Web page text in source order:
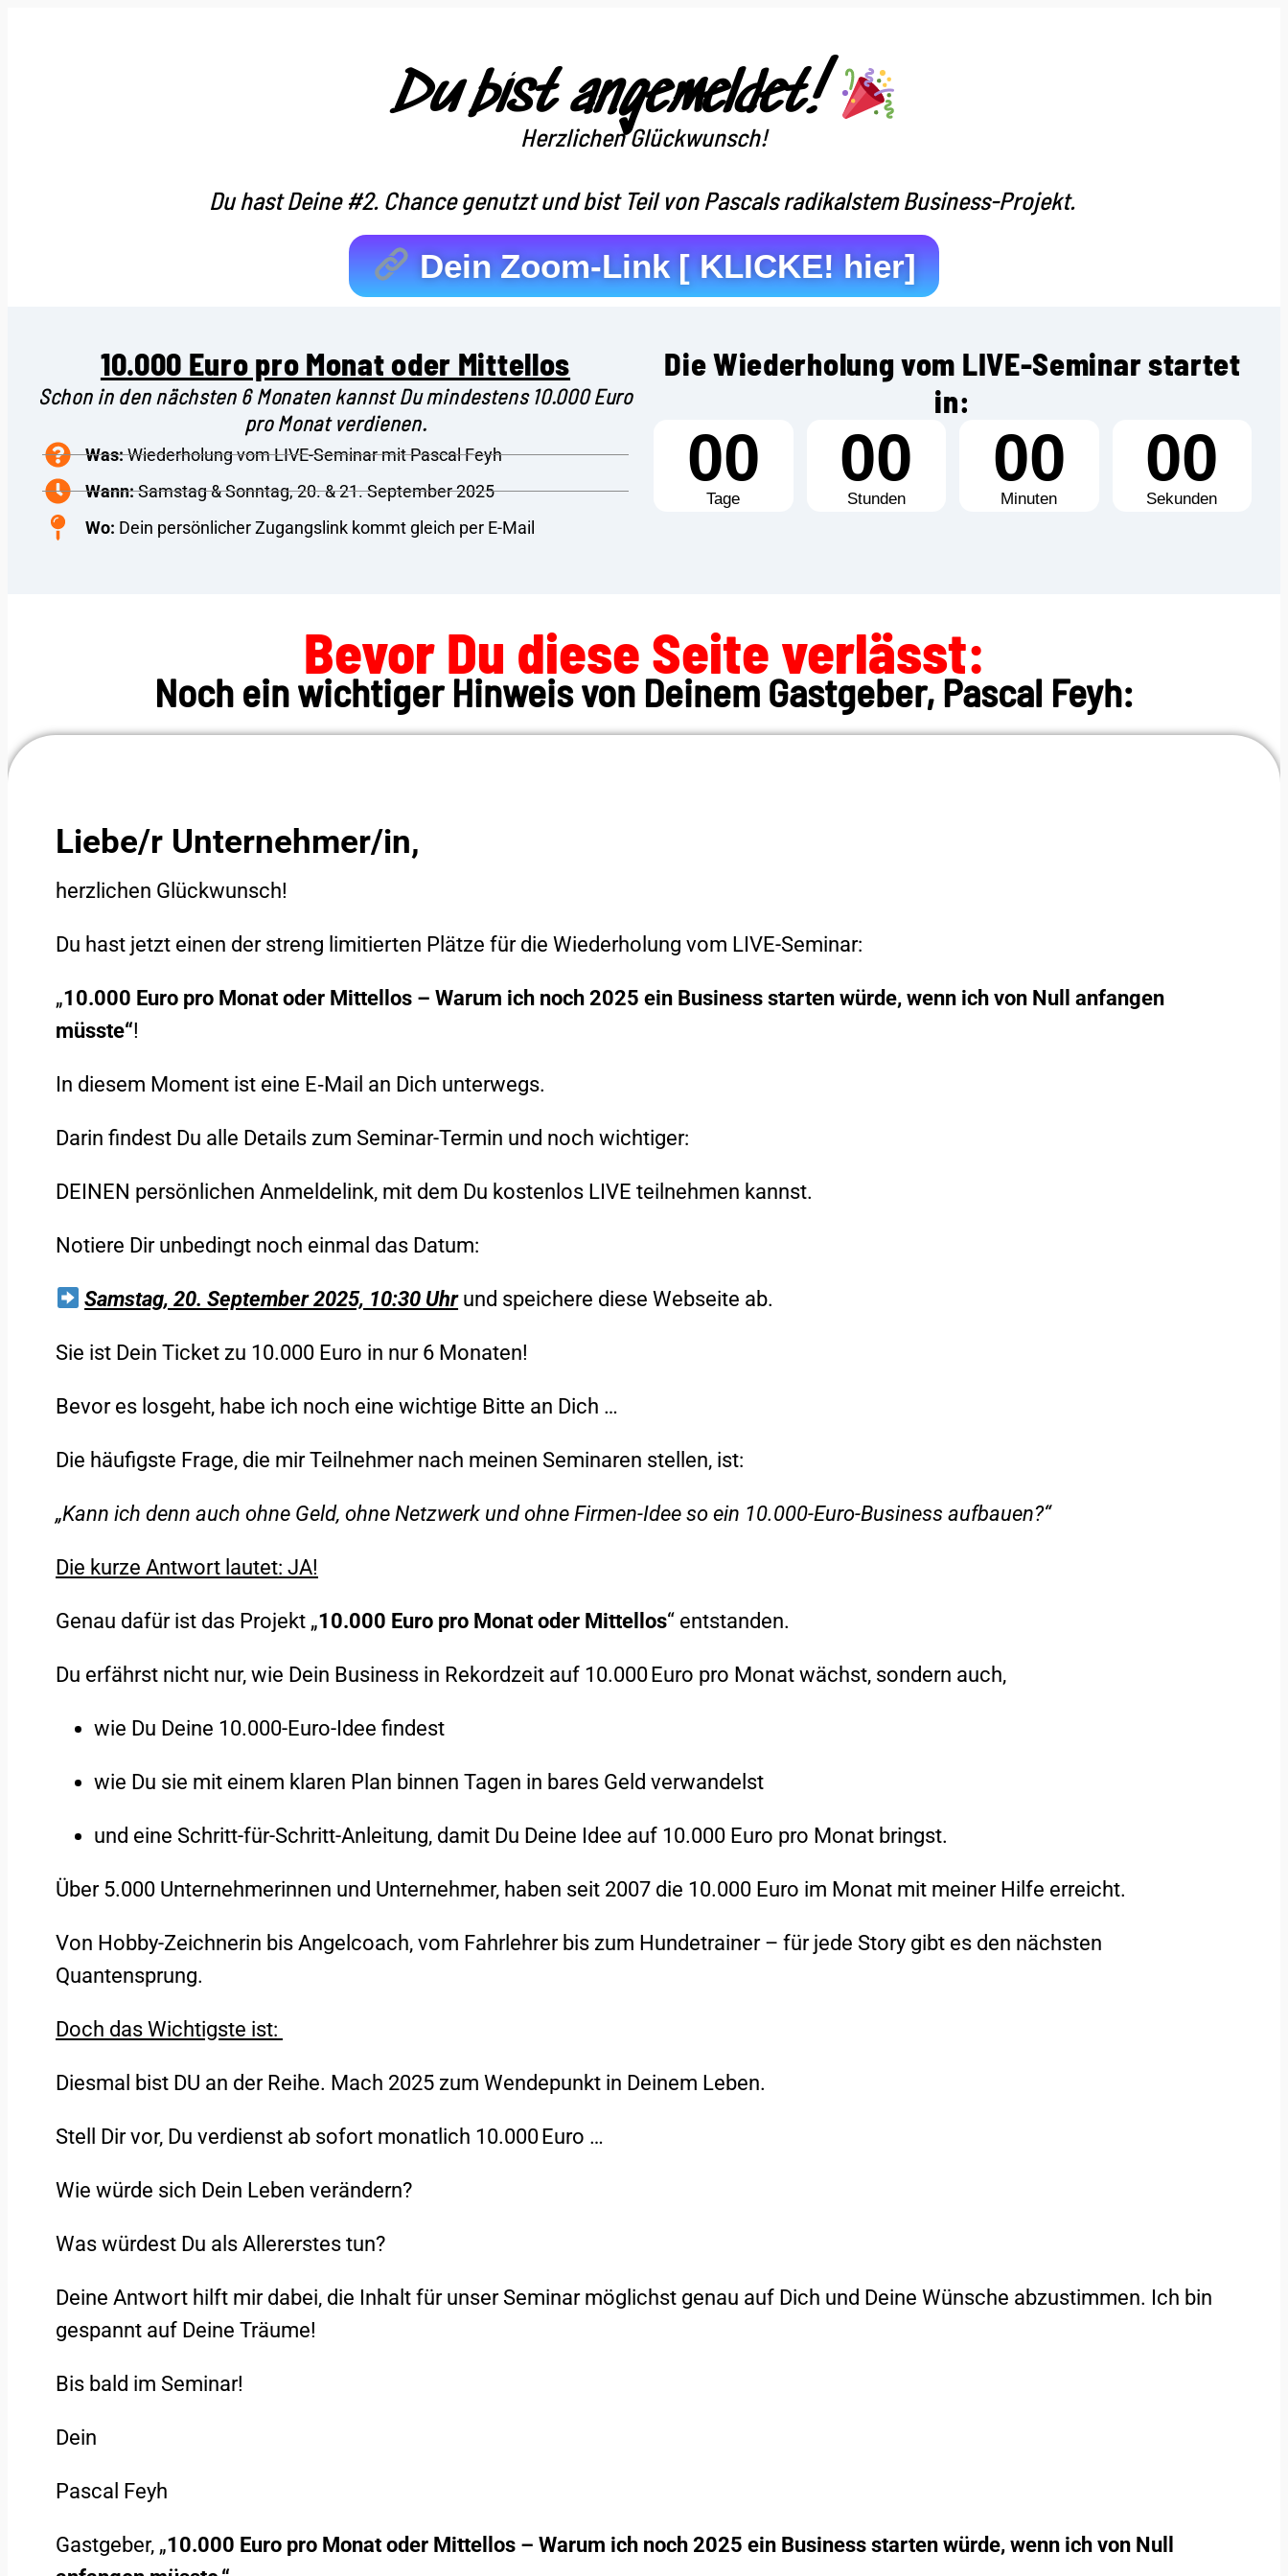
Du bist angemeldet!
Herzlichen Glückwunsch!
Du hast Deine #2. Chance genutzt und bist Teil von PascalsradikalstemBusiness-Projekt.
Dein Zoom-Link [ KLICKE! hier]
10.000 Euro pro Monat oder Mittellos
Schon in den nächsten 6 Monaten kannst Du mindestens 10.000 Euro
pro Monat verdienen.
Was:Wiederholung vom LIVE-Seminar mit Pascal Feyh
Wann:Samstag & Sonntag, 20. & 21. September 2025
Wo: Dein persönlicher Zugangslink kommt gleich per E-Mail
Die Wiederholung vom LIVE-Seminar startet
in:
00
Tage
00
Stunden
00
Minuten
00
Sekunden
Bevor Du diese Seite verlässt:
Noch ein wichtiger Hinweis von Deinem Gastgeber, Pascal Feyh:
Liebe/r Unternehmer/in,
herzlichen Glückwunsch!
Du hast jetzt einen der streng limitierten Plätze für die Wiederholung vom LIVE-Seminar:
„10.000 Euro pro Monat oder Mittellos – Warum ich noch 2025 ein Business starten würde, wenn ich von Null anfangen
müsste“!
In diesem Moment ist eine E‑Mail an Dich unterwegs.
Darin findest Du alle Details zum Seminar-Termin und noch wichtiger:
DEINEN persönlichen Anmeldelink, mit dem Du kostenlos LIVE teilnehmen kannst.
Notiere Dir unbedingt noch einmal das Datum:
Samstag, 20. September 2025, 10:30 Uhrund speichere diese Webseite ab.
Sie ist Dein Ticket zu 10.000 Euro in nur 6 Monaten!
Bevor es losgeht, habe ich noch eine wichtige Bitte an Dich …
Die häufigste Frage, die mir Teilnehmer nach meinen Seminaren stellen, ist:
„Kann ich denn auch ohne Geld, ohne Netzwerk und ohne Firmen-Idee so ein 10.000-Euro-Business aufbauen?“
Die kurze Antwort lautet: JA!
Genau dafür ist das Projekt „10.000 Euro pro Monat oder Mittellos“ entstanden.
Du erfährst nicht nur, wie Dein Business in Rekordzeit auf 10.000 Euro pro Monat wächst, sondern auch,
wie Du Deine 10.000-Euro-Idee findest
wie Du sie mit einem klaren Plan binnen Tagen in bares Geld verwandelst
und eine Schritt-für-Schritt-Anleitung, damit Du Deine Idee auf 10.000 Euro pro Monat bringst.
Über 5.000 Unternehmerinnen und Unternehmer, haben seit 2007 die 10.000 Euro im Monat mit meiner Hilfe erreicht.
Von Hobby-Zeichnerin bis Angelcoach, vom Fahrlehrer bis zum Hundetrainer – für jede Story gibt es den nächsten
Quantensprung.
Doch das Wichtigste ist:
Diesmal bist DU an der Reihe. Mach 2025 zum Wendepunkt in Deinem Leben.
Stell Dir vor, Du verdienst ab sofort monatlich 10.000 Euro …
Wie würde sich Dein Leben verändern?
Was würdest Du als Allererstes tun?
Deine Antwort hilft mir dabei, die Inhalt für unser Seminar möglichst genau auf Dich und Deine Wünsche abzustimmen. Ich bin
gespannt auf Deine Träume!
Bis bald im Seminar!
Dein
Pascal Feyh
Gastgeber, „10.000 Euro pro Monat oder Mittellos – Warum ich noch 2025 ein Business starten würde, wenn ich von Null